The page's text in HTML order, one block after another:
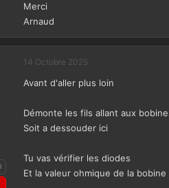
Merci
Arnaud
14 Octobre 2025
Avant d'aller plus loin
Démonte les fils allant aux
Soit a dessouder ici
Tu vas vérifier les diodes
Et la valeur ohmique de la bobine